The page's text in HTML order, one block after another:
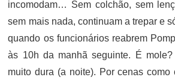
incomodam… Sem colchão, sem
sem mais nada, continuam a trepar e
quando os funcionários reabrem
às 10h da manhã seguinte. É
muito dura (a noite). Por cenas como